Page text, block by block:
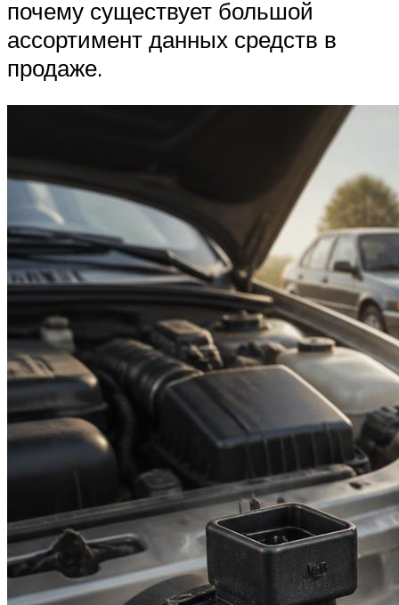
почему существует большой
ассортимент данных средств в
продаже.